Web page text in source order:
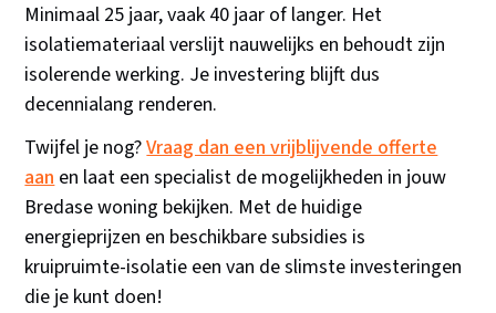
Minimaal 25 jaar, vaak 40 jaar of langer. Het
isolatiemateriaal verslijt nauwelijks en behoudt zijn
isolerende werking. Je investering blijft dus
decennialang renderen.
Twijfel je nog?Vraag dan een vrijblijvende offerte
aanen laat een specialist de mogelijkheden in jouw
Bredase woning bekijken. Met de huidige
energieprijzen en beschikbare subsidies is
kruipruimte-isolatie een van de slimste investeringen
die je kunt doen!